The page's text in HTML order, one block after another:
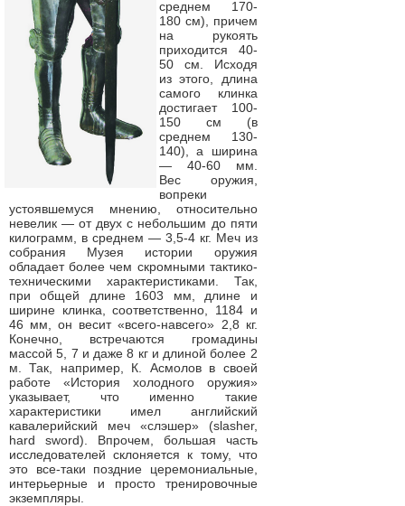
среднем 170-
180 см), причем
на рукоять
приходится 40-
50 см. Исходя
из этого, длина
самого клинка
достигает 100-
150 см (в
среднем 130-
140), а ширина
— 40-60 мм.
Вес оружия,
вопреки
устоявшемуся мнению, относительно
невелик — от двух с небольшим до пяти
килограмм, в среднем — 3,5-4 кг. Меч из
собрания Музея истории оружия
обладает более чем скромными тактико-
техническими характеристиками. Так,
при общей длине 1603 мм, длине и
ширине клинка, соответственно, 1184 и
46 мм, он весит «всего-навсего» 2,8 кг.
Конечно, встречаются громадины
массой 5, 7 и даже 8 кг и длиной более 2
м. Так, например, К. Асмолов в своей
работе «История холодного оружия»
указывает, что именно такие
характеристики имел английский
кавалерийский меч «слэшер» (slasher,
hard sword). Впрочем, большая часть
исследователей склоняется к тому, что
это все-таки поздние церемониальные,
интерьерные и просто тренировочные
экземпляры.